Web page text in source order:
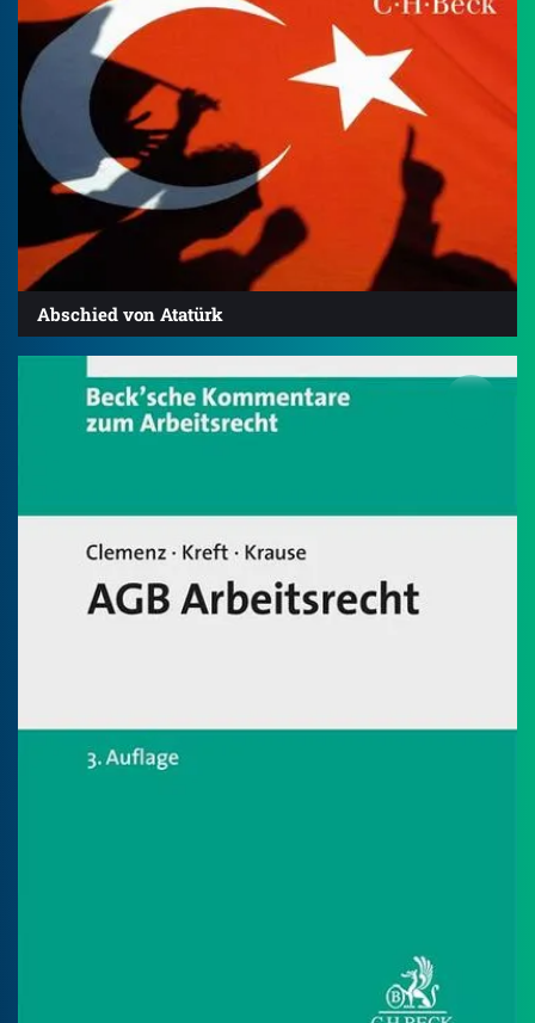
Abschied von Atatürk